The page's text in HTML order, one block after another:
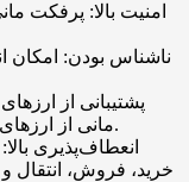
امنیت بالا: پرفکت
ناشناس بودن: امکان
پشتیبانی از
مانی از ارزهای دیجیتال مانند بیت کوین نیز پشتیبانی می‌کند.
انعطاف‌پذیری
خرید، فروش، انتقال